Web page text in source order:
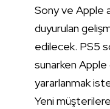
Sony ve Apple
duyurulan
edilecek. PS5
sunarken
yararlanmak
Yeni müşterilere